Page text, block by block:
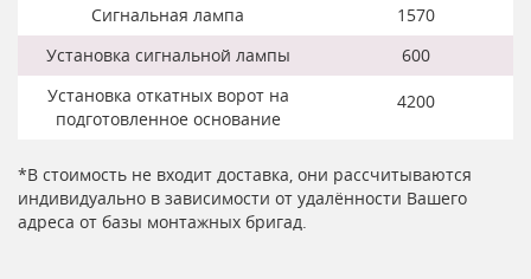
Сигнальная лампа
1570
Установка сигнальной лампы
600
Установка откатных ворот на
подготовленное основание
4200
*В стоимость не входит доставка, они рассчитываются
индивидуально в зависимости от удалённости Вашего
адреса от базы монтажных бригад.